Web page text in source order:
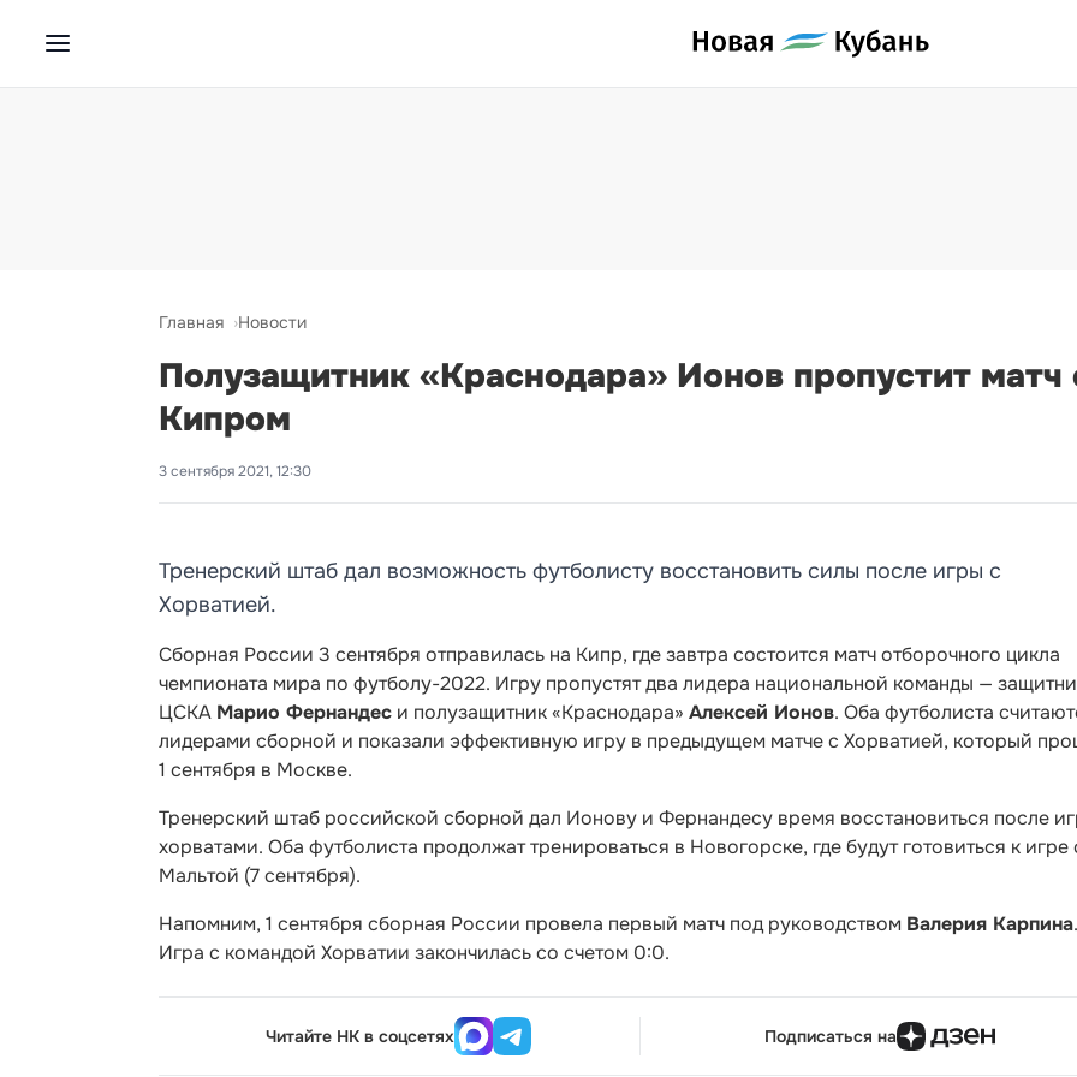
Главная Новости
Полузащитник «Краснодара» Ионов пропустит матч
Кипром
3 сентября 2021, 12:30
Тренерский штаб дал возможность футболисту восстановить силы после игры с
Хорватией.
Сборная России 3 сентября отправилась на Кипр, где завтра состоится матч отборочного цикла
чемпионата мира по футболу-2022. Игру пропустят два лидера национальной команды —
ЦСКА Марио Фернандес и полузащитник «Краснодара» Алексей Ионов. Оба футболиста
лидерами сборной и показали эффективную игру в предыдущем матче с Хорватией, который
1 сентября в Москве.
Тренерский штаб российской сборной дал Ионову и Фернандесу время восстановиться после
хорватами. Оба футболиста продолжат тренироваться в Новогорске, где будут готовиться к игре
Мальтой (7 сентября).
Напомним, 1 сентября сборная России провела первый матч под руководством Валерия Карпина.
Игра с командой Хорватии закончилась со счетом 0:0.
Читайте НК в соцсетях Подписаться на